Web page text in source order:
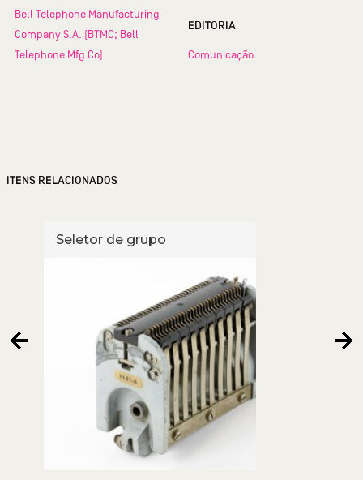
Bell Telephone Manufacturing
Company S.A. (BTMC; Bell
Telephone Mfg Co)
EDITORIA
Comunicação
ITENS RELACIONADOS
Seletor de grupo